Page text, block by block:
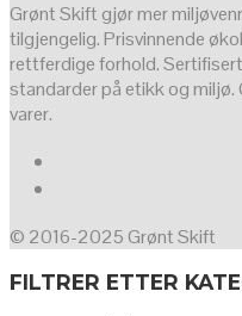
Grønt Skift gjør mer
tilgjengelig. Prisvinnende
rettferdige forhold.
standarder på etikk og miljø.
varer.
© 2016-2025 Grønt Skift
FILTRER ETTER